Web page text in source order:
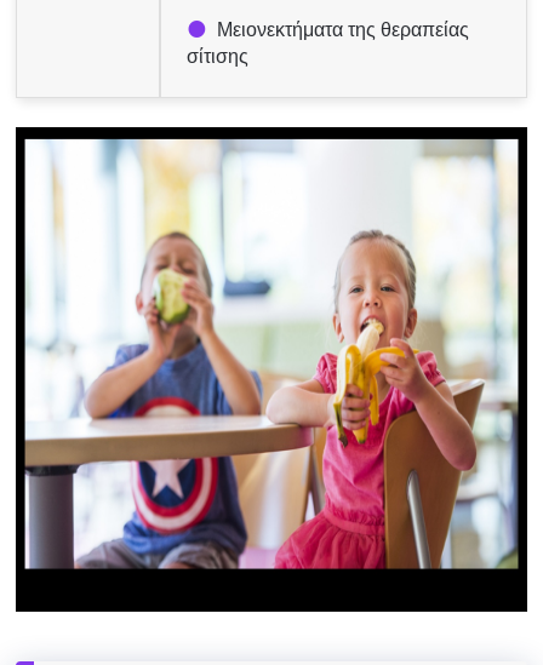
Μειονεκτήματα της θεραπείας
σίτισης